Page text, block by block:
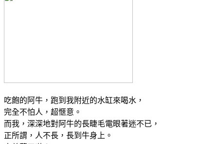
吃飽的阿牛，跑到我附近的水缸來喝水，
完全不怕人，超愜意。
而我，深深地對阿牛的長睫毛電眼著迷不已，
正所謂，人不長，長到牛身上。